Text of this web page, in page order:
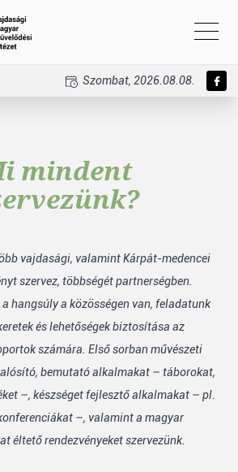
Szombat, 2026.08.08.
mindent
vajdasági, valamint Kárpát-medencei
szervez, többségét partnerségben.
hangsúly a közösségen van, feladatunk
és lehetőségek biztosítása az
számára. Első sorban művészeti
bemutató alkalmakat – táborokat,
–, készséget fejlesztő alkalmakat – pl.
–, valamint a magyar
éltető rendezvényeket szervezünk.